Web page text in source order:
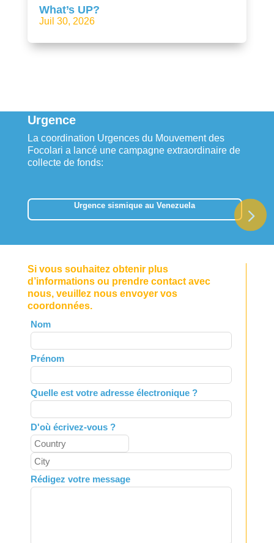
What’s UP?
Juil 30, 2026
Urgence
La coordination Urgences du Mouvement des
Focolari a lancé une campagne extraordinaire de
collecte de fonds:
Urgence sismique au Venezuela
Si vous souhaitez obtenir plus
d’informations ou prendre contact avec
nous, veuillez nous envoyer vos
coordonnées.
Leave
this
field
blank
Nom
Prénom
Quelle est votre adresse électronique ?
D'où écrivez-vous ?
Rédigez votre message